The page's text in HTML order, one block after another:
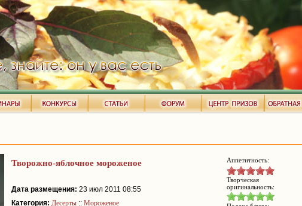
Творожно-яблочное мороженое Аппетитность:
Творческая
оригинальность:
Дата размещения: 23 июл 2011 08:55
Категория: Десерты :: Мороженое